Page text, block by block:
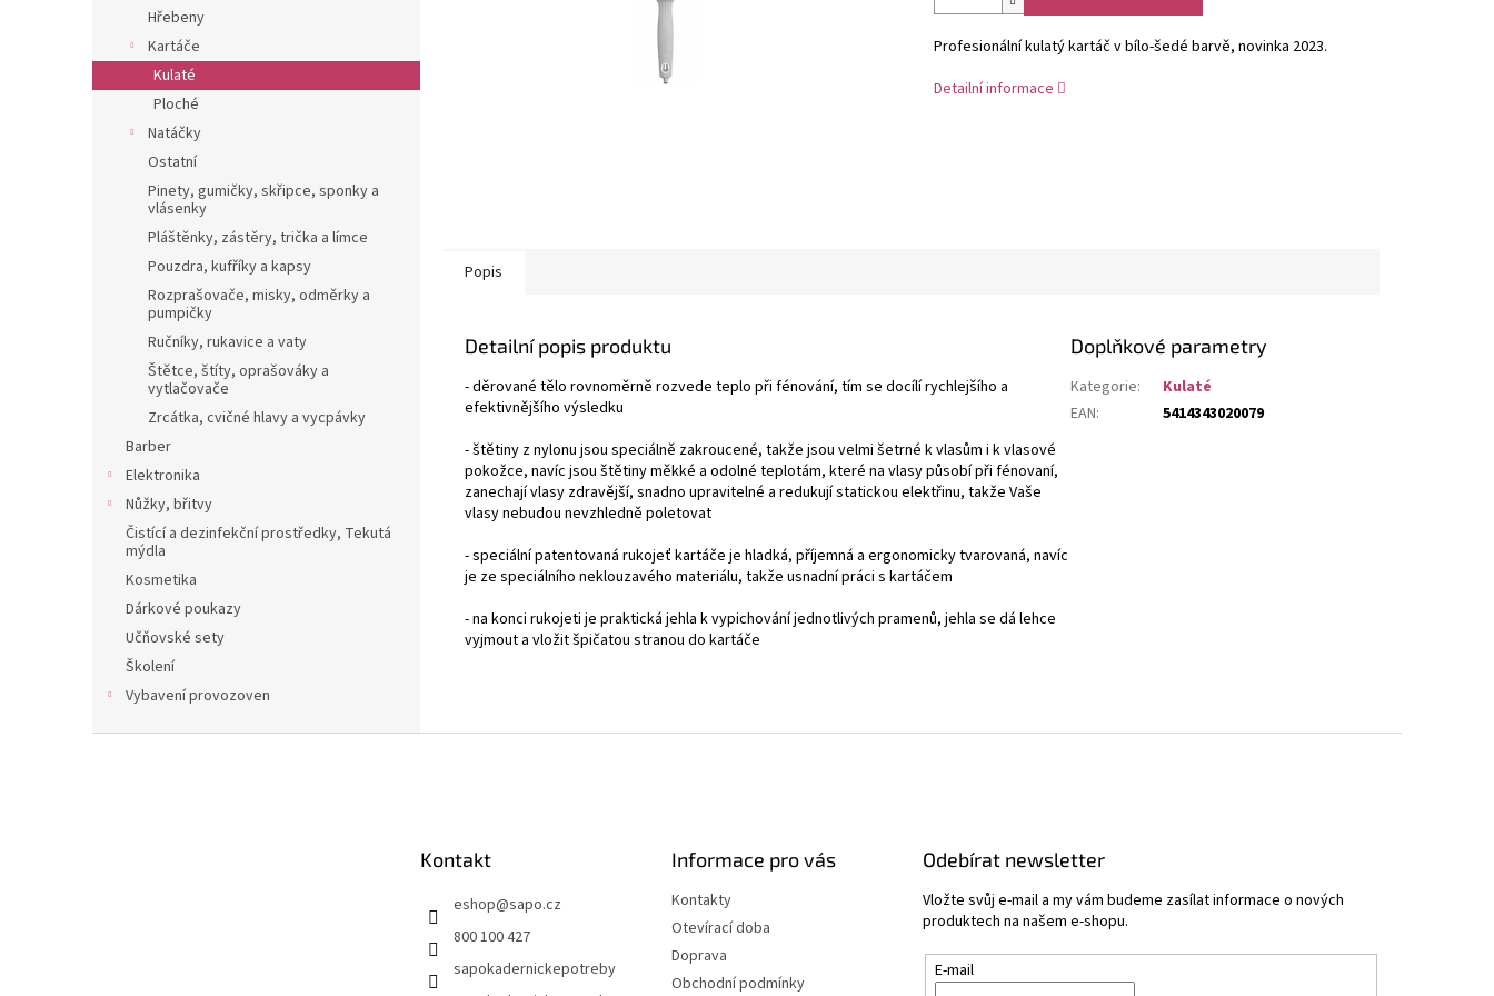
l
Hřebeny
Kartáče
Kulaté
Ploché
Natáčky
Ostatní
Pinety, gumičky, skřipce, sponky a
vlásenky
Pláštěnky, zástěry, trička a límce
Pouzdra, kufříky a kapsy
Rozprašovače, misky, odměrky a
pumpičky
Ručníky, rukavice a vaty
Štětce, štíty, oprašováky a
vytlačovače
Zrcátka, cvičné hlavy a vycpávky
Barber
Elektronika
Nůžky, břitvy
Čistící a dezinfekční prostředky, Tekutá
mýdla
Kosmetika
Dárkové poukazy
Učňovské sety
Školení
Vybavení provozoven
Profesionální kulatý kartáč v bílo-šedé barvě, novinka 2023.
Detailní informace
Popis
Detailní popis produktu
- děrované tělo rovnoměrně rozvede teplo při fénování, tím se docílí rychlejšího a
efektivnějšího výsledku
- štětiny z nylonu jsou speciálně zakroucené, takže jsou velmi šetrné k vlasům i k vlasové
pokožce, navíc jsou štětiny měkké a odolné teplotám, které na vlasy působí při fénovaní,
zanechají vlasy zdravější, snadno upravitelné a redukují statickou elektřinu, takže Vaše
vlasy nebudou nevzhledně poletovat
- speciální patentovaná rukojeť kartáče je hladká, příjemná a ergonomicky tvarovaná, navíc
je ze speciálního neklouzavého materiálu, takže usnadní práci s kartáčem
- na konci rukojeti je praktická jehla k vypichování jednotlivých pramenů, jehla se dá lehce
vyjmout a vložit špičatou stranou do kartáče
Doplňkové parametry
Kategorie:
Kulaté
EAN: 5414343020079
Kontakt
eshop@sapo.cz
800 100 427
sapokadernickepotreby
Informace pro vás
Kontakty
Otevírací doba
Doprava
Obchodní podmínky
Odebírat newsletter
Vložte svůj e-mail a my vám budeme zasílat informace o nových
produktech na našem e-shopu.
E-mail